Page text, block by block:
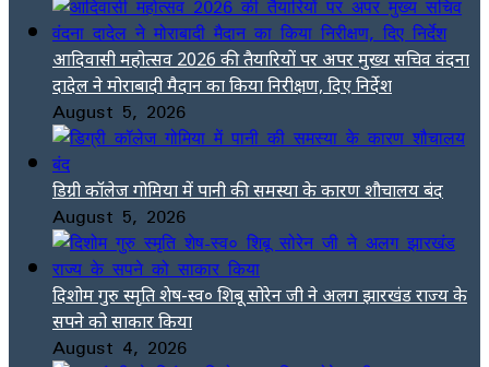
आदिवासी महोत्सव 2026 की तैयारियों पर अपर मुख्य सचिव वंदना
दादेल ने मोराबादी मैदान का किया निरीक्षण, दिए निर्देश
August 5, 2026
डिग्री कॉलेज गोमिया में पानी की समस्या के कारण शौचालय बंद
August 5, 2026
दिशोम गुरु स्मृति शेष-स्व० शिबू सोरेन जी ने अलग झारखंड राज्य के
सपने को साकार किया
August 4, 2026